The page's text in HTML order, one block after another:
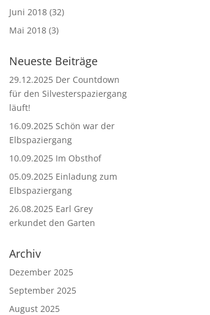
Juni 2018 (32)
Mai 2018 (3)
Neueste Beiträge
29.12.2025 Der Countdown
für den Silvesterspaziergang
läuft!
16.09.2025 Schön war der
Elbspaziergang
10.09.2025 Im Obsthof
05.09.2025 Einladung zum
Elbspaziergang
26.08.2025 Earl Grey
erkundet den Garten
Archiv
Dezember 2025
September 2025
August 2025